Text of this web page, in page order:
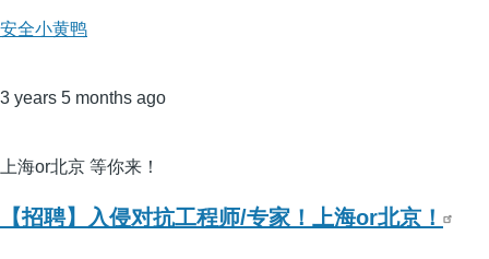
安全小黄鸭
3 years 5 months ago
上海or北京 等你来！
【招聘】入侵对抗工程师/专家！上海or北京！